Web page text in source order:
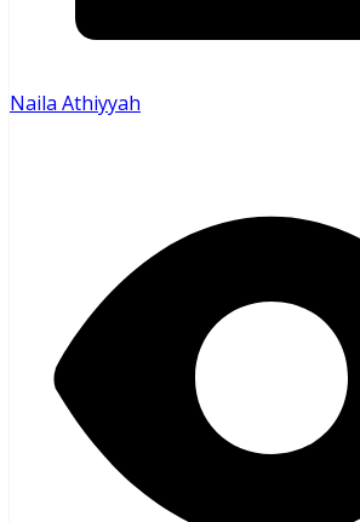
Naila Athiyyah